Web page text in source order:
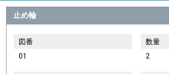
止め輪
図番
01
数量
2